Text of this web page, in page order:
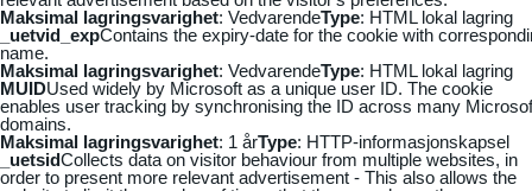
Maksimal lagringsvarighet: VedvarendeType: HTML lokal lagring
_uetvid_expContains the expiry-date for the cookie with
name.
Maksimal lagringsvarighet: VedvarendeType: HTML lokal lagring
MUIDUsed widely by Microsoft as a unique user ID. The cookie
enables user tracking by synchronising the ID across many
domains.
Maksimal lagringsvarighet: 1 årType: HTTP-informasjonskapsel
_uetsidCollects data on visitor behaviour from multiple websites, in
order to present more relevant advertisement - This also allows the